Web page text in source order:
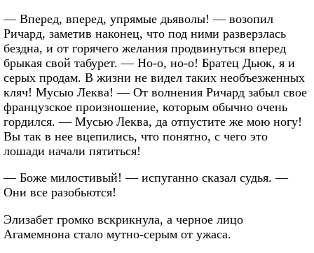
— Вперед, вперед, упрямые дьяволы! — возопил
Ричард, заметив наконец, что под ними разверзлась
бездна, и от горячего желания продвинуться вперед
брыкая свой табурет. — Но-о, но-о! Братец Дьюк, я и
серых продам. В жизни не видел таких необъезженных
кляч! Мусыо Леква! — От волнения Ричард забыл свое
французское произношение, которым обычно очень
гордился. — Мусью Леква, да отпустите же мою ногу!
Вы так в нее вцепились, что понятно, с чего это
лошади начали пятиться!
— Боже милостивый! — испуганно сказал судья. —
Они все разобьются!
Элизабет громко вскрикнула, а черное лицо
Агамемнона стало мутно-серым от ужаса.